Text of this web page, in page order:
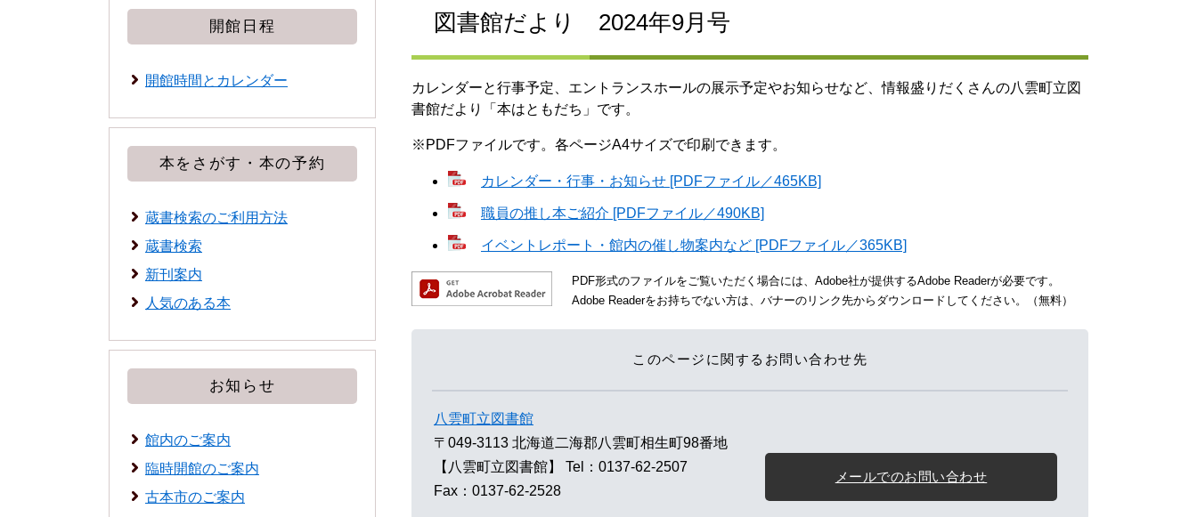
図書館だより 2024年9月号
カレンダーと行事予定、エントランスホールの展示予定やお知らせなど、情報盛りだくさんの八雲町立図
書館だより「本はともだち」です。
※PDFファイルです。各ページA4サイズで印刷できます。
カレンダー・行事・お知らせ [PDFファイル／465KB]
職員の推し本ご紹介 [PDFファイル／490KB]
イベントレポート・館内の催し物案内など [PDFファイル／365KB]
PDF形式のファイルをご覧いただく場合には、Adobe社が提供するAdobe Readerが必要です。
Adobe Readerをお持ちでない方は、バナーのリンク先からダウンロードしてください。（無料）
このページに関するお問い合わせ先
八雲町立図書館
〒049-3113 北海道二海郡八雲町相生町98番地
【八雲町立図書館】
Tel：0137-62-2507
Fax：0137-62-2528
メールでのお問い合わせ
開館日程
開館時間とカレンダー
本をさがす・本の予約
蔵書検索のご利用方法
蔵書検索
新刊案内
人気のある本
お知らせ
館内のご案内
臨時開館のご案内
古本市のご案内